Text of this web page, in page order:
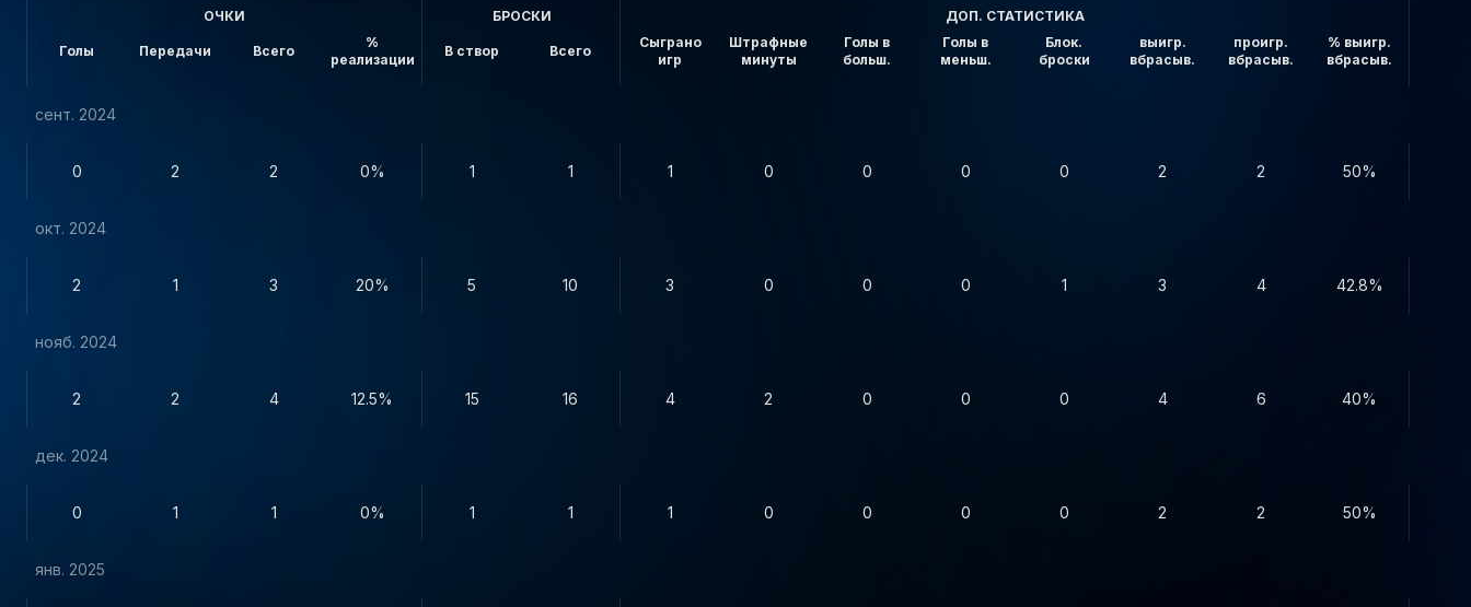
ОЧКИ
Голы Передачи Всего
%
реализации
БРОСКИ
В створ Всего
ДОП. СТАТИСТИКА
Сыграно
игр
Штрафные
минуты
Голы в
больш.
Голы в
меньш.
Блок.
броски
выигр.
вбрасыв.
проигр.
вбрасыв.
% выигр.
вбрасыв.
сент. 2024
0 2 2 0% 1 1 1 0 0 0 0 2 2 50%
окт. 2024
2 1 3 20% 5 10 3 0 0 0 1 3 4 42.8%
нояб. 2024
2 2 4 12.5% 15 16 4 2 0 0 0 4 6 40%
дек. 2024
0 1 1 0% 1 1 1 0 0 0 0 2 2 50%
янв. 2025